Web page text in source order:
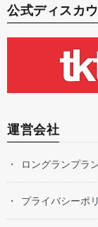
公式ディスカ
運営会社
ロングランプラ
プライバシーポ